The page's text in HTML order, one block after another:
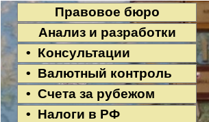
Правовое бюро
Анализ и разработки
• Консультации
• Валютный контроль
• Счета за рубежом
• Налоги в РФ